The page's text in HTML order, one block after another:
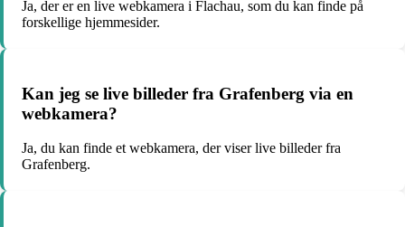
Ja, der er en live webkamera i Flachau, som du kan finde på
forskellige hjemmesider.
Kan jeg se live billeder fra Grafenberg via en
webkamera?
Ja, du kan finde et webkamera, der viser live billeder fra
Grafenberg.